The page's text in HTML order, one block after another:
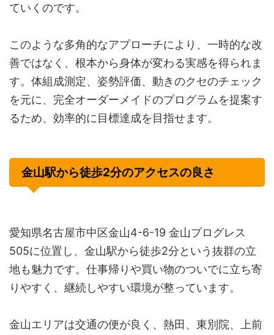
ていくのです。
このような多角的なアプローチにより、一時的な改
善ではなく、根本から身体が変わる実感を得られま
す。体組成測定、姿勢評価、動きのクセのチェック
を元に、完全オーダーメイドのプログラムを提案す
るため、効率的に目標達成を目指せます。
金山駅から徒歩2分のアクセスの良さ
愛知県名古屋市中区金山4-6-19 金山プログレス
505に位置し、金山駅から徒歩2分という抜群の立
地も魅力です。仕事帰りや買い物のついでに立ち寄
りやすく、継続しやすい環境が整っています。
金山エリアは交通の便が良く、熱田、東別院、上前